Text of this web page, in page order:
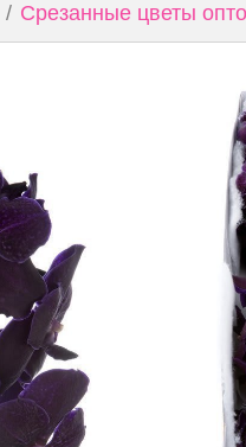
Срезанные цветы